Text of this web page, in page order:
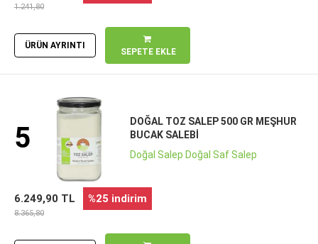
1.241,80
ÜRÜN AYRINTI
SEPETE EKLE
5
DOĞAL TOZ SALEP 500 GR MEŞHUR
BUCAK SALEBI
Doğal Salep Doğal Saf Salep
6.249,90 TL %25 indirim
8.365,80